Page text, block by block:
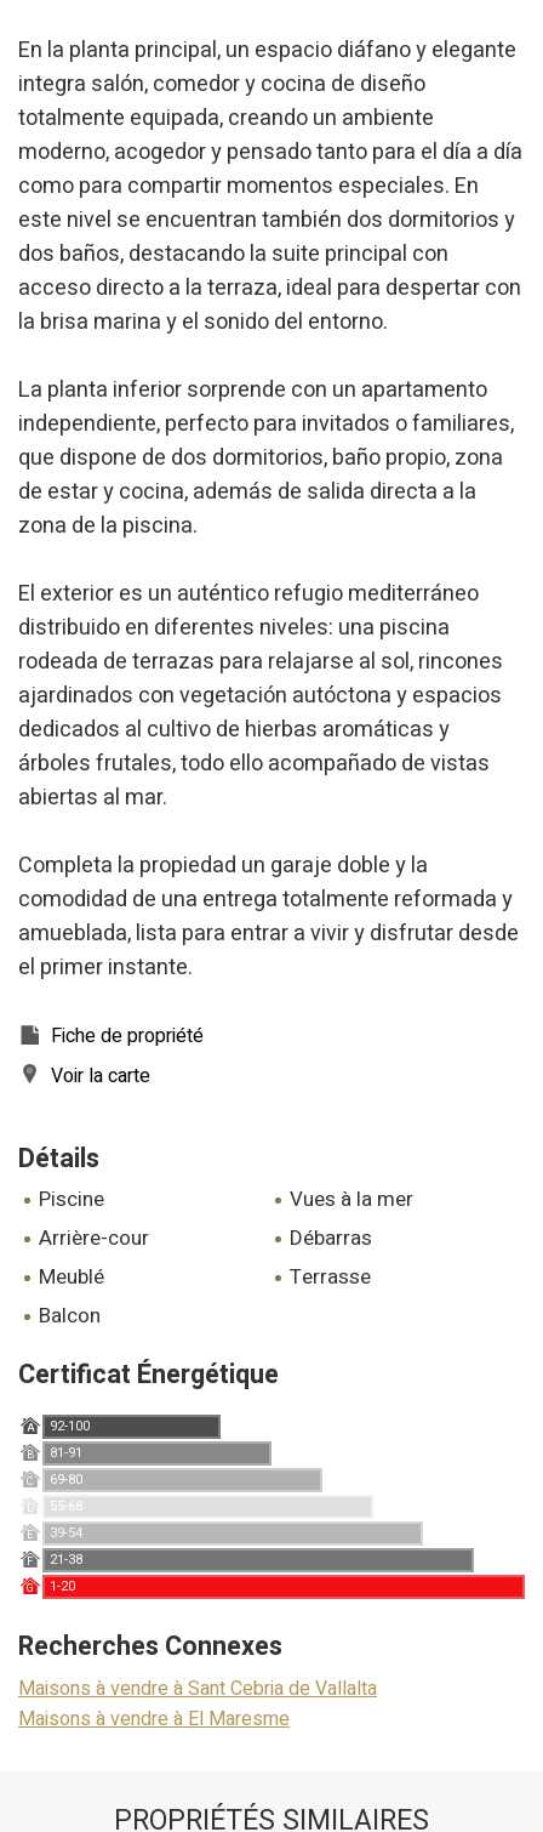
En la planta principal, un espacio diáfano y elegante
integra salón, comedor y cocina de diseño
totalmente equipada, creando un ambiente
moderno, acogedor y pensado tanto para el día a día
como para compartir momentos especiales. En
este nivel se encuentran también dos dormitorios y
dos baños, destacando la suite principal con
acceso directo a la terraza, ideal para despertar con
la brisa marina y el sonido del entorno.
La planta inferior sorprende con un apartamento
independiente, perfecto para invitados o familiares,
que dispone de dos dormitorios, baño propio, zona
de estar y cocina, además de salida directa a la
zona de la piscina.
El exterior es un auténtico refugio mediterráneo
distribuido en diferentes niveles: una piscina
rodeada de terrazas para relajarse al sol, rincones
ajardinados con vegetación autóctona y espacios
dedicados al cultivo de hierbas aromáticas y
árboles frutales, todo ello acompañado de vistas
abiertas al mar.
Completa la propiedad un garaje doble y la
comodidad de una entrega totalmente reformada y
amueblada, lista para entrar a vivir y disfrutar desde
el primer instante.
Fiche de propriété
Voir la carte
Détails
piscine
vues à la mer
arrière-cour
débarras
meublé
terrasse
balcon
Certificat Énergétique
A 92-100
B 81-91
C 69-80
D 55-68
E 39-54
F 21-38
G 1-20
Recherches Connexes
Maisons à vendre à Sant Cebria de Vallalta
Maisons à vendre à El Maresme
PROPRIÉTÉS SIMILAIRES
Modifier les cookies
Ce site Web utilise ses propres cookies pour collecter des
informations afin d'améliorer nos services. Si vous
continuez à naviguer, vous acceptez leur installation.
L'utilisateur a la possibilité de configurer son navigateur,
pouvant, s'il le souhaite, empêcher leur installation sur son
disque dur, même s'il doit garder à l'esprit qu'une telle
action peut entraîner des difficultés de navigation sur le
site.
Analyse et Personnalisation
Ils permettent le suivi et l'analyse du comportement des
utilisateurs de ce site. Les informations collectées via ce
type de cookies sont utilisées pour mesurer l'activité du
Web pour l'élaboration des profils de navigation des
utilisateurs afin d'introduire des améliorations basées sur
l'analyse des données d'utilisation effectuée par les
utilisateurs du service. . Ils nous permettent de
sauvegarder les informations de préférence de l'utilisateur
pour améliorer la qualité de nos services et offrir une
meilleure expérience grâce aux produits recommandés.
Marketing et Publicité
Ces cookies sont utilisés pour stocker des informations sur
les préférences et les choix personnels de l'utilisateur
grâce à l'observation continue de ses habitudes de
navigation. Grâce à eux, nous pouvons connaître les